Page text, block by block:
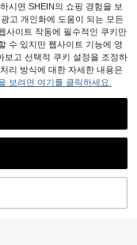
니 담기
시면 SHEIN의 쇼핑 경험을 보
고 개인화에 도움이 되는 모든
사이트 작동에 필수적인 쿠키만
수 있지만 웹사이트 기능에 영
보고 선택적 쿠키 설정을 조정하
리 방식에 대한 자세한 내용은
보려면 여기를 클릭하세요.